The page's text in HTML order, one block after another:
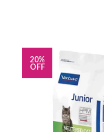
20%
OFF